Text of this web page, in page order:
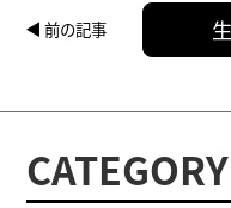
前の記事
CATEGORY